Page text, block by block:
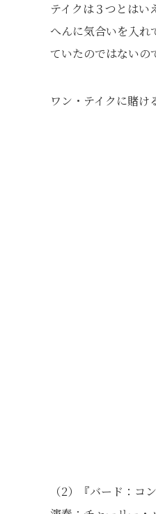
テイクは３つとはい
へんに気合いを入れ
ていたのではないの
ワン・テイクに賭け
（2）『バード：コ